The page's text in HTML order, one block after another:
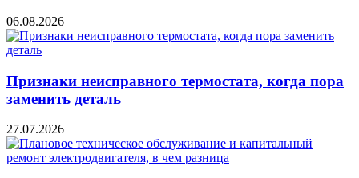
06.08.2026
Признаки неисправного термостата, когда пора
заменить деталь
27.07.2026